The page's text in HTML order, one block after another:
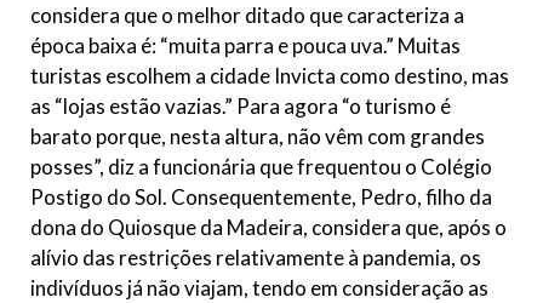
considera que o melhor ditado que caracteriza a
época baixa é: “muita parra e pouca uva.” Muitas
turistas escolhem a cidade Invicta como destino, mas
as “lojas estão vazias.” Para agora “o turismo é
barato porque, nesta altura, não vêm com grandes
posses”, diz a funcionária que frequentou o Colégio
Postigo do Sol. Consequentemente, Pedro, filho da
dona do Quiosque da Madeira, considera que, após o
alívio das restrições relativamente à pandemia, os
indivíduos já não viajam, tendo em consideração as